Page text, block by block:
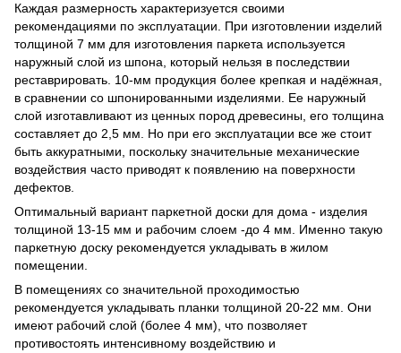
Каждая размерность характеризуется своими
рекомендациями по эксплуатации. При изготовлении изделий
толщиной 7 мм для изготовления паркета используется
наружный слой из шпона, который нельзя в последствии
реставрировать. 10-мм продукция более крепкая и надёжная,
в сравнении со шпонированными изделиями. Ее наружный
слой изготавливают из ценных пород древесины, его толщина
составляет до 2,5 мм. Но при его эксплуатации все же стоит
быть аккуратными, поскольку значительные механические
воздействия часто приводят к появлению на поверхности
дефектов.
Оптимальный вариант паркетной доски для дома - изделия
толщиной 13-15 мм и рабочим слоем -до 4 мм. Именно такую
паркетную доску рекомендуется укладывать в жилом
помещении.
В помещениях со значительной проходимостью
рекомендуется укладывать планки толщиной 20-22 мм. Они
имеют рабочий слой (более 4 мм), что позволяет
противостоять интенсивному воздействию и